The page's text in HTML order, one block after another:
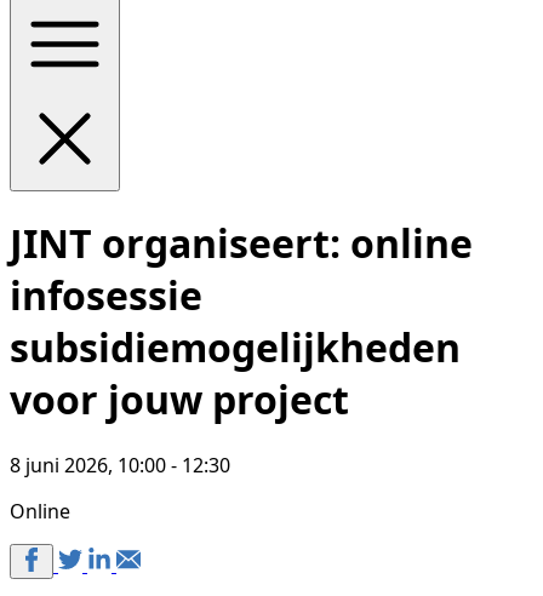
JINT organiseert: online
infosessie
subsidiemogelijkheden
voor jouw project
8 juni 2026, 10:00 - 12:30
Online